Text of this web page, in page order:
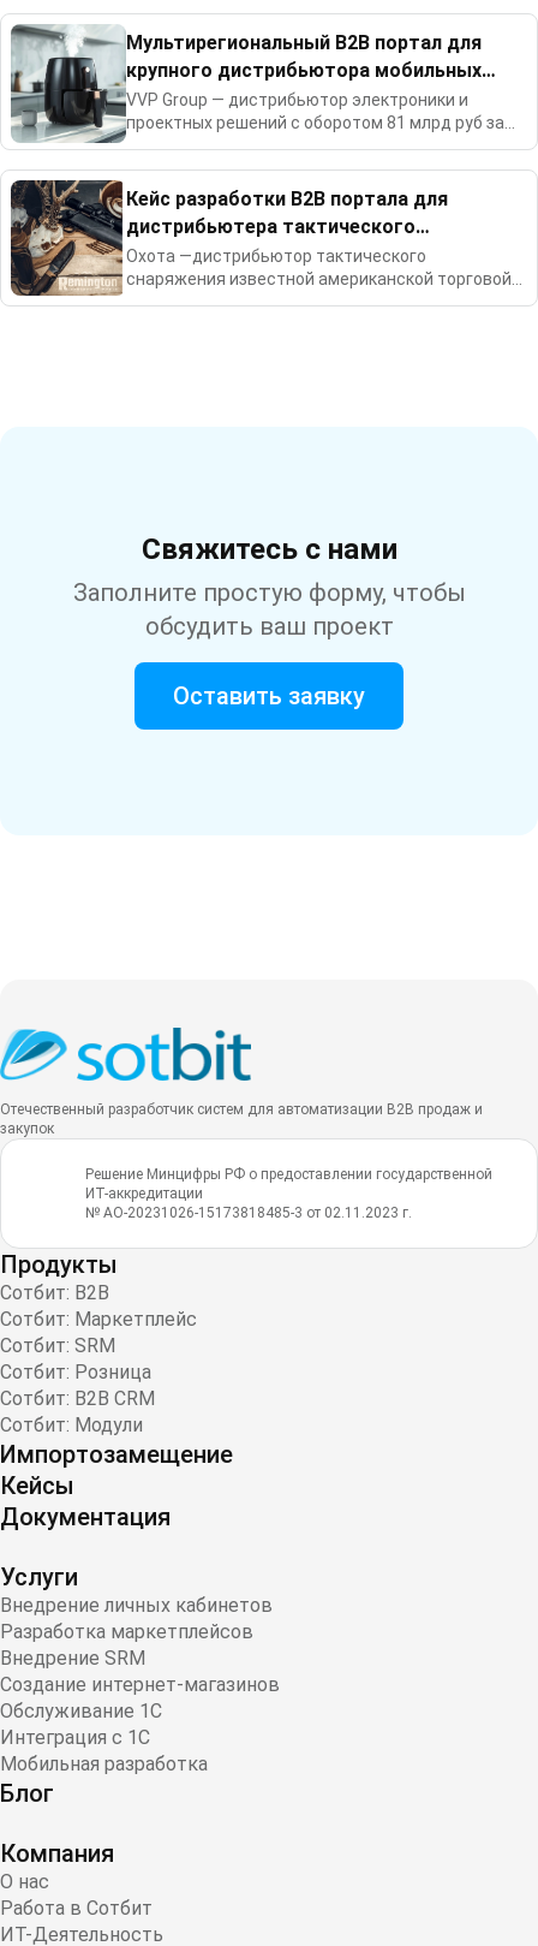
Starmaxx.
Мультирегиональный B2B портал для
крупного дистрибьютора мобильных
телефонов и бытовой техники
VVP Group — дистрибьютор электроники и
проектных решений с оборотом 81 млрд руб за
2024г.
Кейс разработки B2B портала для
дистрибьютера тактического
снаряжения
Охота —дистрибьютор тактического
снаряжения известной американской торговой
марки Remington.
Свяжитесь с нами
Заполните простую форму, чтобы
обсудить ваш проект
Оставить заявку
Отечественный разработчик систем для автоматизации B2B продаж и
закупок
Решение Минцифры РФ о предоставлении государственной
ИТ-аккредитации
№ АО-20231026-15173818485-3 от 02.11.2023 г.
Продукты
Сотбит: B2B
Сотбит: Маркетплейс
Сотбит: SRM
Сотбит: Розница
Сотбит: B2B CRM
Сотбит: Модули
Импортозамещение
Кейсы
Документация
Услуги
Внедрение личных кабинетов
Разработка маркетплейсов
Внедрение SRM
Создание интернет-магазинов
Обслуживание 1С
Интеграция с 1С
Мобильная разработка
Блог
Компания
О нас
Работа в Сотбит
ИТ-Деятельность